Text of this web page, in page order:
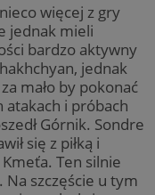
więcej z gry
jednak mieli
bardzo aktywny
jednak
mało by pokonać
atakach i próbach
Górnik. Sondre
się z piłką i
Ten silnie
Na szczęście u tym